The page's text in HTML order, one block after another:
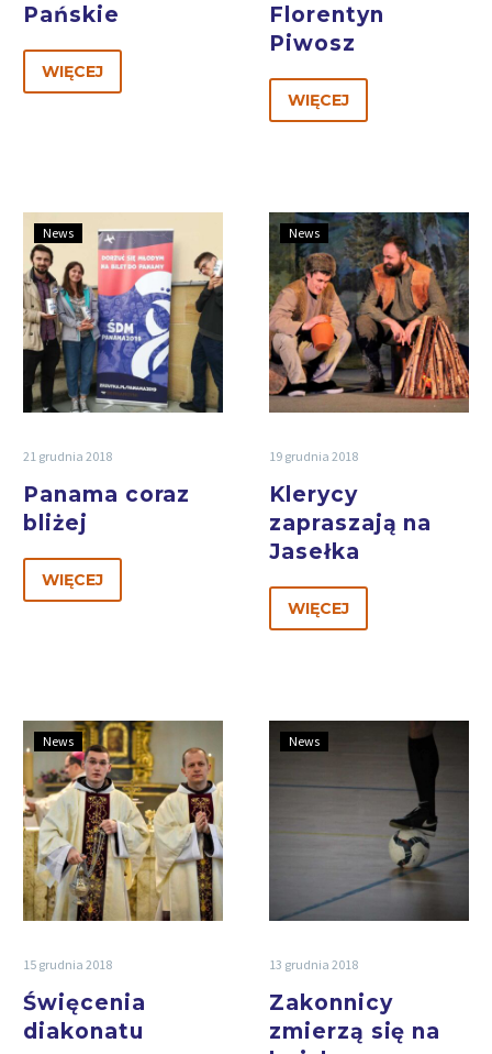
Pańskie
WIĘCEJ
Florentyn
Piwosz
WIĘCEJ
News
21 grudnia 2018
Panama coraz
bliżej
WIĘCEJ
News
19 grudnia 2018
Klerycy
zapraszają na
Jasełka
WIĘCEJ
News
15 grudnia 2018
Święcenia
diakonatu
News
13 grudnia 2018
Zakonnicy
zmierzą się na